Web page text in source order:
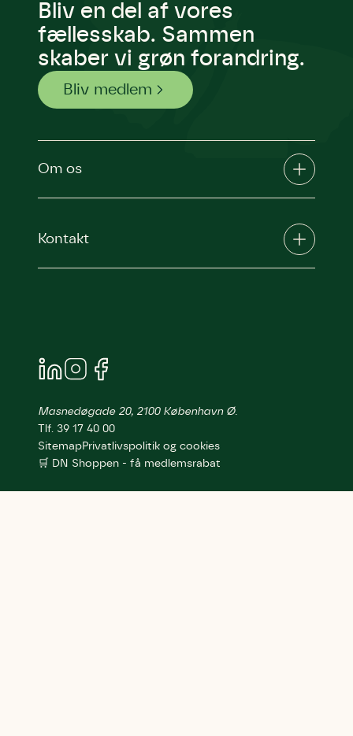
Bliv en del af vores
fællesskab. Sammen
skaber vi grøn forandring.
Bliv medlem
Om os
Kontakt
Masnedøgade 20, 2100 København Ø.
Tlf. 39 17 40 00
SitemapPrivatlivspolitik og cookies
🛒 DN Shoppen - få medlemsrabat